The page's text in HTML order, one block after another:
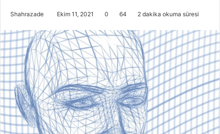
Shahrazade Ekim 11, 2021 0 64 2 dakika okuma süresi